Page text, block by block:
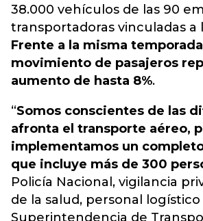
38.000 vehículos de las 90
transportadoras vinculadas a
Frente a la misma
movimiento de pasajeros
aumento de hasta 8%.
“Somos conscientes de las
afronta el transporte aéreo,
implementamos un
que incluye más de 300
Policía Nacional, vigilancia
de la salud, personal logístico
Superintendencia de